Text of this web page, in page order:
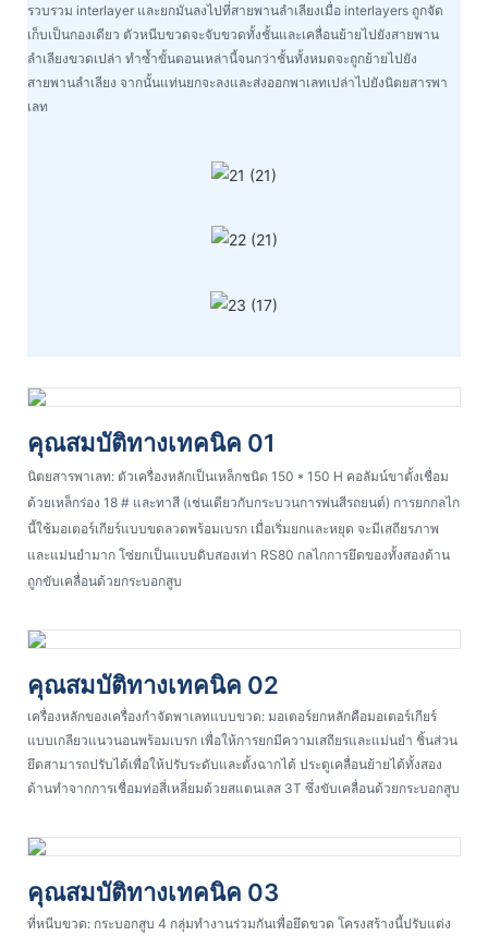
รวบรวม interlayer และยกมันลงไปที่สายพานลำเลียงเมื่อ interlayers ถูกจัด
เก็บเป็นกองเดียว ตัวหนีบขวดจะจับขวดทั้งชั้นและเคลื่อนย้ายไปยังสายพาน
ลำเลียงขวดเปล่า ทำซ้ำขั้นตอนเหล่านี้จนกว่าชั้นทั้งหมดจะถูกย้ายไปยัง
สายพานลำเลียง จากนั้นแท่นยกจะลงและส่งออกพาเลทเปล่าไปยังนิตยสารพา
เลท
คุณสมบัติทางเทคนิค 01
นิตยสารพาเลท: ตัวเครื่องหลักเป็นเหล็กชนิด 150 * 150 H คอลัมน์ขาตั้งเชื่อม
ด้วยเหล็กร่อง 18 # และทาสี (เช่นเดียวกับกระบวนการพ่นสีรถยนต์) การยกกลไก
นี้ใช้มอเตอร์เกียร์แบบขดลวดพร้อมเบรก เมื่อเริ่มยกและหยุด จะมีเสถียรภาพ
และแม่นยำมาก โซ่ยกเป็นแบบดิบสองเท่า RS80 กลไกการยึดของทั้งสองด้าน
ถูกขับเคลื่อนด้วยกระบอกสูบ
คุณสมบัติทางเทคนิค 02
เครื่องหลักของเครื่องกำจัดพาเลทแบบขวด: มอเตอร์ยกหลักคือมอเตอร์เกียร์
แบบเกลียวแนวนอนพร้อมเบรก เพื่อให้การยกมีความเสถียรและแม่นยำ ชิ้นส่วน
ยึดสามารถปรับได้เพื่อให้ปรับระดับและตั้งฉากได้ ประตูเคลื่อนย้ายได้ทั้งสอง
ด้านทำจากการเชื่อมท่อสี่เหลี่ยมด้วยสแตนเลส 3T ซึ่งขับเคลื่อนด้วยกระบอกสูบ
คุณสมบัติทางเทคนิค 03
ที่หนีบขวด: กระบอกสูบ 4 กลุ่มทำงานร่วมกันเพื่อยึดขวด โครงสร้างนี้ปรับแต่ง